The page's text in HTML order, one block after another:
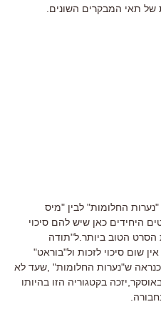
של תאי המבקרים השונים.
החלומות" לבין "מיס
היחידים כאן שיש להם סיכוי
הסרט הטוב ביותר.ל"תודה
שום סיכוי לזכות ול"בוראט"
ש"נערות החלומות" ,שעד לא
בקטגוריה הזו בהיותו